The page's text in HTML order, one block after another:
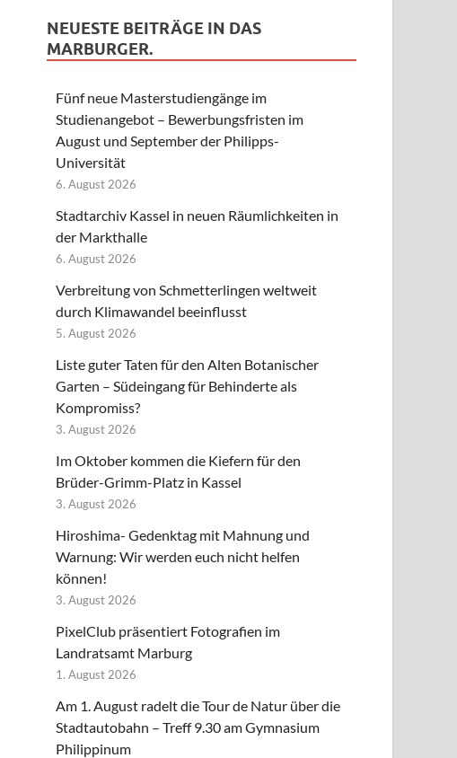
NEUESTE BEITRÄGE IN DAS
MARBURGER.
Fünf neue Masterstudiengänge im
Studienangebot – Bewerbungsfristen im
August und September der Philipps-
Universität
6. August 2026
Stadtarchiv Kassel in neuen Räumlichkeiten in
der Markthalle
6. August 2026
Verbreitung von Schmetterlingen weltweit
durch Klimawandel beeinflusst
5. August 2026
Liste guter Taten für den Alten Botanischer
Garten – Südeingang für Behinderte als
Kompromiss?
3. August 2026
Im Oktober kommen die Kiefern für den
Brüder-Grimm-Platz in Kassel
3. August 2026
Hiroshima- Gedenktag mit Mahnung und
Warnung: Wir werden euch nicht helfen
können!
3. August 2026
PixelClub präsentiert Fotografien im
Landratsamt Marburg
1. August 2026
Am 1. August radelt die Tour de Natur über die
Stadtautobahn – Treff 9.30 am Gymnasium
Philippinum